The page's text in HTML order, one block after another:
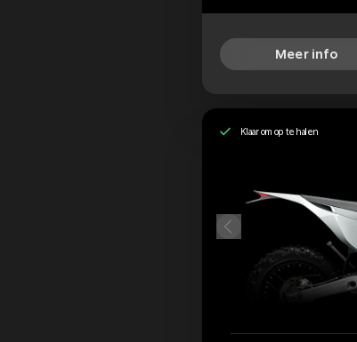
Meer info
Klaar om op te halen